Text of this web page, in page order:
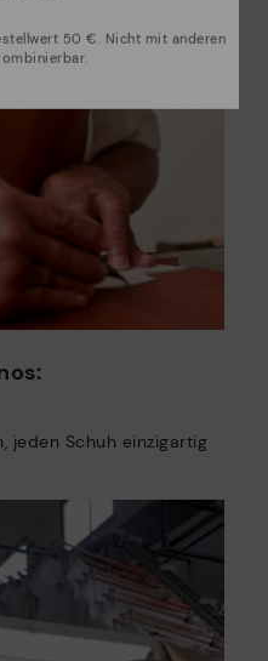
jeden Schuh einzigartig
50 €. Nicht mit anderen